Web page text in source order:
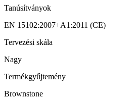
Tanúsítványok
EN 15102:2007+A1:2011 (CE)
Tervezési skála
Nagy
Termékgyűjtemény
Brownstone